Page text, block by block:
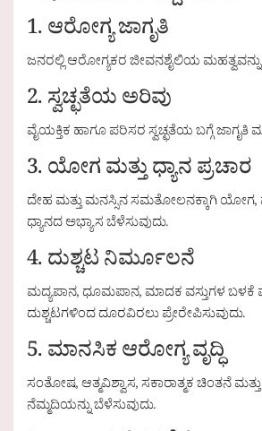
1. ಆರೋಗ್ಯ ಜಾಗೃತಿ
ಜನರಲ್ಲಿ ಆರೋಗ್ಯಕರ ಜೀವನಶೈಲಿಯ ಮಹತ್ವವನ್ನು
2. ಸ್ವಚ್ಛತೆಯ ಅರಿವು
ವೈಯಕ್ತಿಕ ಹಾಗೂ ಪರಿಸರ ಸ್ವಚ್ಛತೆಯ ಬಗ್ಗೆ ಜಾಗೃತಿ
3. ಯೋಗ ಮತ್ತು ಧ್ಯಾನ ಪ್ರಚಾರ
ದೇಹ ಮತ್ತು ಮನಸ್ಸಿನ ಸಮತೋಲನಕ್ಕಾಗಿ ಯೋಗ,
ಧ್ಯಾನದ ಅಭ್ಯಾಸ ಬೆಳೆಸುವುದು.
4. ದುಶ್ಚಟ ನಿರ್ಮೂಲನೆ
ಮದ್ಯಪಾನ, ಧೂಮಪಾನ, ಮಾದಕ ವಸ್ತುಗಳ ಬಳಕೆ
ದುಶ್ಚಟಗಳಿಂದ ದೂರವಿರಲು ಪ್ರೇರೇಪಿಸುವುದು.
5. ಮಾನಸಿಕ ಆರೋಗ್ಯ ವೃದ್ಧಿ
ಸಂತೋಷ, ಆತ್ಮವಿಶ್ವಾಸ, ಸಕಾರಾತ್ಮಕ ಚಿಂತನೆ
ನೆಮ್ಮದಿಯನ್ನು ಬೆಳೆಸುವುದು.